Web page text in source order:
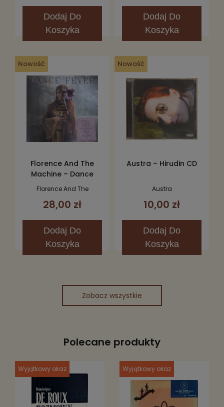
Dodaj Do
Koszyka
Dodaj Do
Koszyka
Nowość
Florence And The
Machine – Dance
Fever CD (Limited
Florence And The
28,00 zł
Dodaj Do
Koszyka
Nowość
Austra – Hirudin CD
Austra
10,00 zł
Dodaj Do
Koszyka
Zobacz wszystkie
Polecane produkty
Wyjątkowy okaz Wyjątkowy okaz